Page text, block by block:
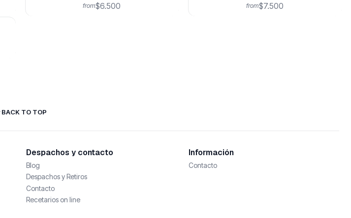
from$6.500 from$7.500
BACK TO TOP
Despachos y contacto
Blog
Despachos y Retiros
Contacto
Recetarios on line
Información
Contacto